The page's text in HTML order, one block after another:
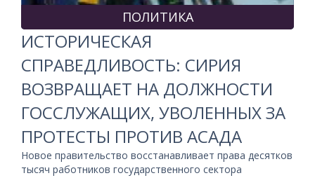
ПОЛИТИКА
ИСТОРИЧЕСКАЯ
СПРАВЕДЛИВОСТЬ: СИРИЯ
ВОЗВРАЩАЕТ НА ДОЛЖНОСТИ
ГОССЛУЖАЩИХ, УВОЛЕННЫХ ЗА
ПРОТЕСТЫ ПРОТИВ АСАДА
Новое правительство восстанавливает права десятков
тысяч работников государственного сектора